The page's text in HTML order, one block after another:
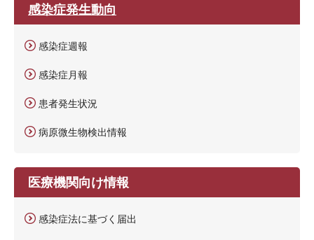
感染症発生動向
感染症週報
感染症月報
患者発生状況
病原微生物検出情報
医療機関向け情報
感染症法に基づく届出